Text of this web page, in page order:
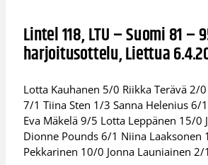
Lintel 118, LTU – Suomi 81 –
harjoitusottelu, Liettua
Lotta Kauhanen 5/0 Riikka Terävä 2/
7/1 Tiina Sten 1/3 Sanna Helenius 6/
Eva Mäkelä 9/5 Lotta Leppänen 15/0
Dionne Pounds 6/1 Niina Laaksonen
Pekkarinen 10/0 Jonna Launiainen 2/1